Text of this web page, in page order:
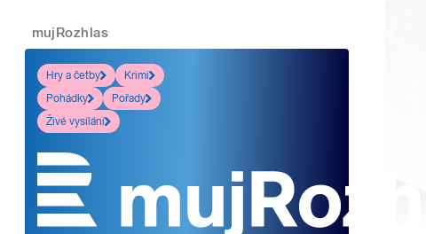
mujRozhlas
Hry a četby
Krimi
Pohádky
Pořady
Živé vysílání